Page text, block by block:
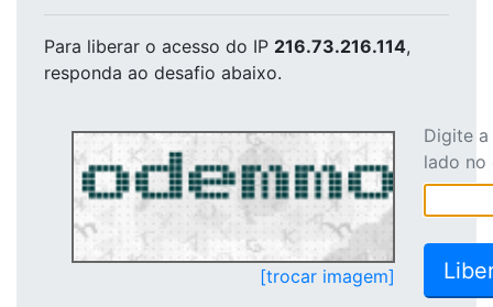
Para liberar o acesso do IP 216.73.216.114,
responda ao desafio abaixo.
[trocar imagem]
Digite
lado no